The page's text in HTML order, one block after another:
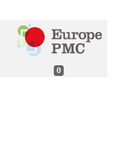
0